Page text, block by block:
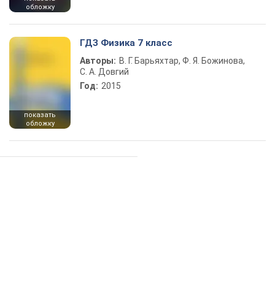
обложку
показать
обложку
ГДЗ Физика 7 класс
Авторы: В. Г. Барьяхтар, Ф. Я. Божинова,
С. А. Довгий
Год: 2015